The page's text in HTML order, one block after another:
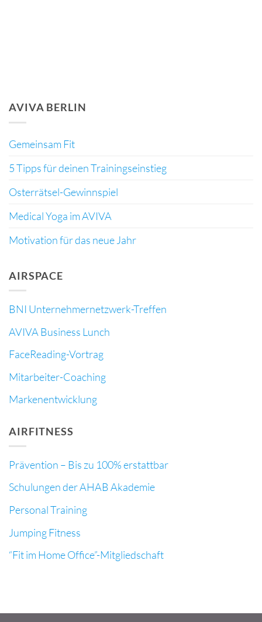
AVIVA BERLIN
Gemeinsam Fit
5 Tipps für deinen Trainingseinstieg
Osterrätsel-Gewinnspiel
Medical Yoga im AVIVA
Motivation für das neue Jahr
AIRSPACE
BNI Unternehmernetzwerk-Treffen
AVIVA Business Lunch
FaceReading-Vortrag
Mitarbeiter-Coaching
Markenentwicklung
AIRFITNESS
Prävention – Bis zu 100% erstattbar
Schulungen der AHAB Akademie
Personal Training
Jumping Fitness
“Fit im Home Office”-Mitgliedschaft